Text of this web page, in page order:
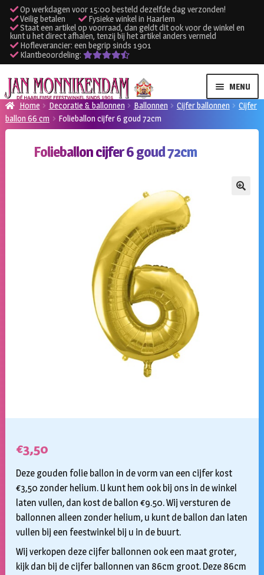
Op werkdagen voor 15:00 besteld dezelfde dag verzonden!
Veilig betalen
Fysieke winkel in Haarlem
Staat een artikel op voorraad, dan geldt dit ook voor de winkel en
kunt u het direct afhalen, tenzij bij het artikel anders vermeld
Hofleverancier: een begrip sinds 1901
Klantbeoordeling:
Ga
door
naar
navigatie
Ga
naar
de
inhoud
MENU
Verhuur kleding
Verhuur apparatuur
Home Decoratie & ballonnen Ballonnen Cijfer ballonnen
Cijfer
ballon 66 cm
Folieballon cijfer 6 goud 72cm
Folieballon cijfer 6 goud 72cm
€3,50
Deze gouden folie ballon in de vorm van een cijfer kost
€3,50 zonder helium. U kunt hem ook bij ons in de winkel
laten vullen, dan kost de ballon €9.50. Wij versturen de
ballonnen alleen zonder helium, u kunt de ballon dan laten
vullen bij een feestwinkel bij u in de buurt.
Wij verkopen deze cijfer ballonnen ook een maat groter,
kijk dan bij de cijfer ballonnen van 86cm groot. Deze 86cm